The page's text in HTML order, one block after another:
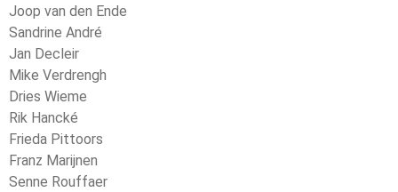
Joop van den Ende
Sandrine André
Jan Decleir
Mike Verdrengh
Dries Wieme
Rik Hancké
Frieda Pittoors
Franz Marijnen
Senne Rouffaer